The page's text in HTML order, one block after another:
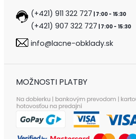
(+421) 911 322 727 | 7:00 - 15:30
(+421) 907 322 727 | 7:00 - 15:30
info@lacne-obklady.sk
MOŽNOSTI PLATBY